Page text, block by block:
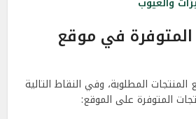
المتوفرة في موقع
المطلوبة، وفي النقاط التالية
المتوفرة على الموقع: